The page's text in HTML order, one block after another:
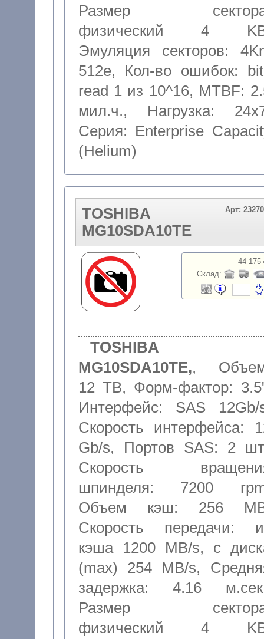
Размер
физический 4
Эмуляция секторов:
512e, Кол-во ошибок:
read 1 из 10^16, MTBF:
мил.ч., Нагрузка:
Серия: Enterprise
(Helium)
TOSHIBA
MG10SDA10TE
Арт:
44 175
Склад:
TOSHIBA
MG10SDA10TE,,
12 TB, Форм-фактор:
Интерфейс: SAS 12Gb/
Скорость интерфейса:
Gb/s, Портов SAS: 2
Скорость
шпинделя: 7200
Объем кэш: 256
Скорость передачи:
кэша 1200 MB/s, с
(max) 254 MB/s,
задержка: 4.16
Размер
физический 4